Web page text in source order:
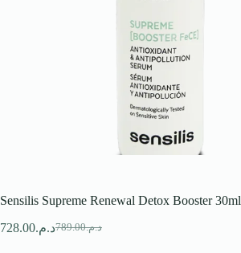
Sensilis Supreme Renewal Detox Booster 30ml
د.م.789.00
Leد.م.728.00
Le